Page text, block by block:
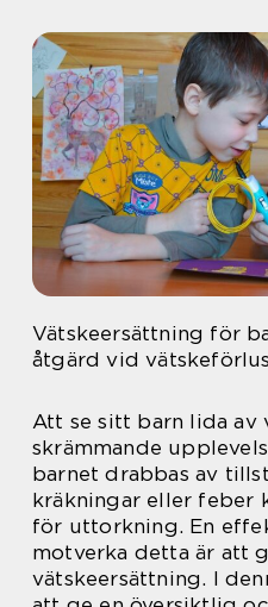
Vätskeersättning för
åtgärd vid
Att se sitt barn lida av
skrämmande
barnet drabbas av
kräkningar eller feber
för uttorkning. En
motverka detta är att
vätskeersättning. I